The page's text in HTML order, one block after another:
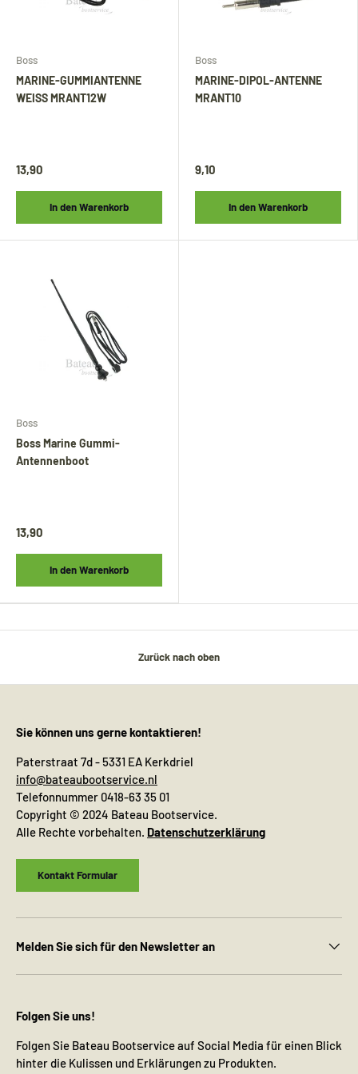
Boss
MARINE-GUMMIANTENNE
WEISS MRANT12W
13,90
In den Warenkorb
Boss
MARINE-DIPOL-ANTENNE
MRANT10
9,10
In den Warenkorb
Boss
Boss Marine Gummi-
Antennenboot
13,90
In den Warenkorb
Zurück nach oben
Sie können uns gerne kontaktieren!
Paterstraat 7d - 5331 EA Kerkdriel
info@bateaubootservice.nl
Telefonnummer 0418-63 35 01
Copyright © 2024 Bateau Bootservice.
Alle Rechte vorbehalten. Datenschutzerklärung
Kontakt Formular
Melden Sie sich für den Newsletter an
Folgen Sie uns!
Folgen Sie Bateau Bootservice auf Social Media für einen Blick
hinter die Kulissen und Erklärungen zu Produkten.